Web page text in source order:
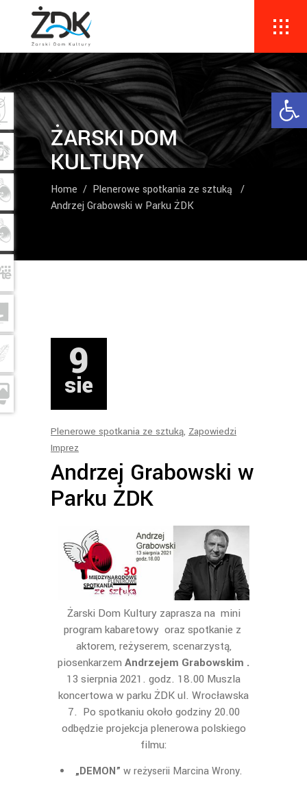
ŻARSKI DOM
KULTURY
Home / Plenerowe spotkania ze sztuką
/
Andrzej Grabowski w Parku ŻDK
9
sie
Plenerowe spotkania ze sztuką, Zapowiedzi
Imprez
Andrzej Grabowski w
Parku ŻDK
Żarski Dom Kultury zaprasza na mini
program kabaretowy oraz spotkanie z
aktorem, reżyserem, scenarzystą,
piosenkarzem Andrzejem Grabowskim .
13 sierpnia 2021. godz. 18.00 Muszla
koncertowa w parku ŻDK ul. Wrocławska
7. Po spotkaniu około godziny 20.00
odbędzie projekcja plenerowa polskiego
filmu:
„DEMON” w reżyserii Marcina Wrony.